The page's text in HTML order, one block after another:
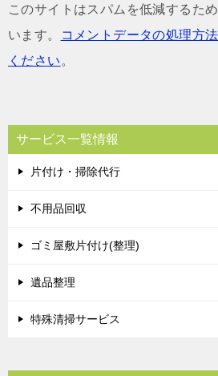
このサイトはスパムを低減するた
います。
コメントデータの処理方
ください 。
サービス一覧情報
片付け・掃除代行
不用品回収
ゴミ屋敷片付け(整理)
遺品整理
特殊清掃サービス